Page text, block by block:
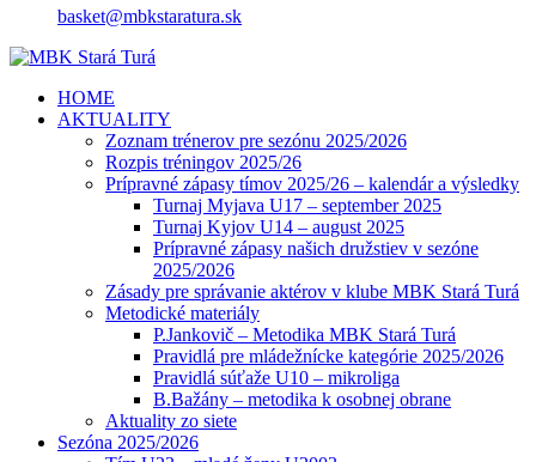
basket@mbkstaratura.sk
HOME
AKTUALITY
Zoznam trénerov pre sezónu 2025/2026
Rozpis tréningov 2025/26
Prípravné zápasy tímov 2025/26 – kalendár a výsledky
Turnaj Myjava U17 – september 2025
Turnaj Kyjov U14 – august 2025
Prípravné zápasy našich družstiev v sezóne
2025/2026
Zásady pre správanie aktérov v klube MBK Stará Turá
Metodické materiály
P.Jankovič – Metodika MBK Stará Turá
Pravidlá pre mládežnícke kategórie 2025/2026
Pravidlá súťaže U10 – mikroliga
B.Bažány – metodika k osobnej obrane
Aktuality zo siete
Sezóna 2025/2026